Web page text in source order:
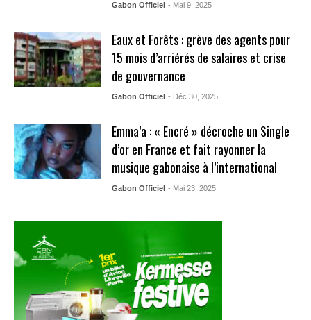
Gabon Officiel - Mai 9, 2025
Eaux et Forêts : grève des agents pour
15 mois d’arriérés de salaires et crise
de gouvernance
Gabon Officiel - Déc 30, 2025
Emma’a : « Encré » décroche un Single
d’or en France et fait rayonner la
musique gabonaise à l’international
Gabon Officiel - Mai 23, 2025